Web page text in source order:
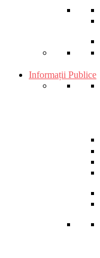
Informații Publice